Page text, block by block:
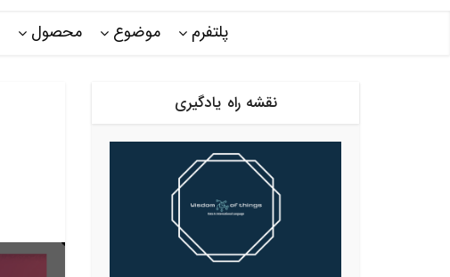
پلتفرم موضوع محصول
نقشه راه یادگیری